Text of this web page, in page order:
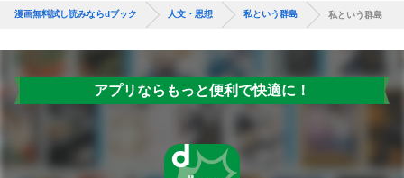
漫画無料試し読みならdブック 人文・思想 私という群島 私という群島
アプリならもっと便利で快適に！